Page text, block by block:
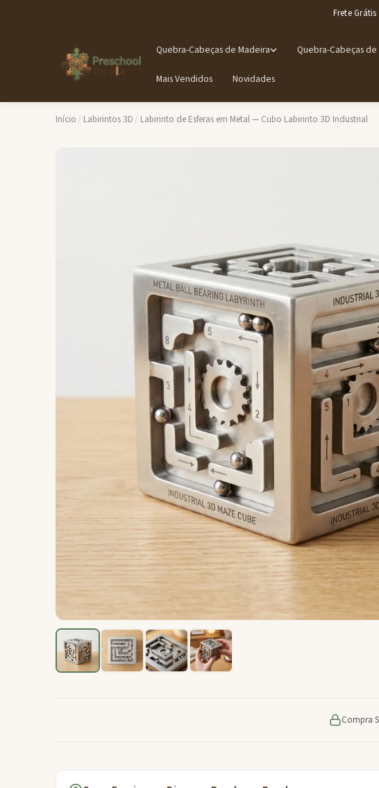
Frete
Quebra-Cabeças de Madeira Quebra-Cabeças de
Mais Vendidos Novidades
Início / Labirintos 3D / Labirinto de Esferas em Metal — Cubo Labirinto 3D Industrial
Compra